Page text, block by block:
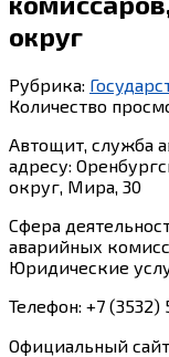
округ
Рубрика:
Количество
Автощит, служба
адресу:
округ, Мира, 30
Сфера
аварийных
Юридические
Телефон: +7
Официальный